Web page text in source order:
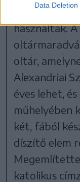
Data Deletion
első
használták.
oltár,
Alexandriai
éves lehet,
műhelyében
két, fából
díszítő elem
Megemlítette
katolikus